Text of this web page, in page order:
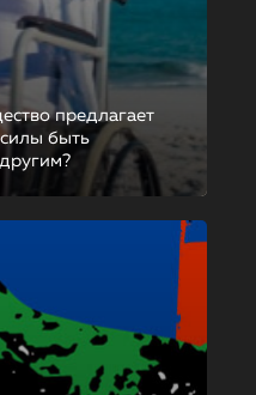
предлагает
силы быть